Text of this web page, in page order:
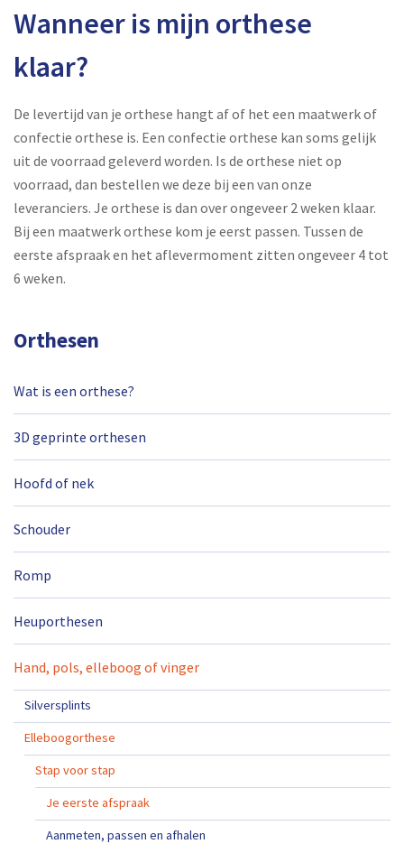
Wanneer is mijn orthese
klaar?
De levertijd van je orthese hangt af of het een maatwerk of
confectie orthese is. Een confectie orthese kan soms gelijk
uit de voorraad geleverd worden. Is de orthese niet op
voorraad, dan bestellen we deze bij een van onze
leveranciers. Je orthese is dan over ongeveer 2 weken klaar.
Bij een maatwerk orthese kom je eerst passen. Tussen de
eerste afspraak en het aflevermoment zitten ongeveer 4 tot
6 weken.
Orthesen
Wat is een orthese?
3D geprinte orthesen
Hoofd of nek
Schouder
Romp
Heuporthesen
Hand, pols, elleboog of vinger
Silversplints
Elleboogorthese
Stap voor stap
Je eerste afspraak
Aanmeten, passen en afhalen